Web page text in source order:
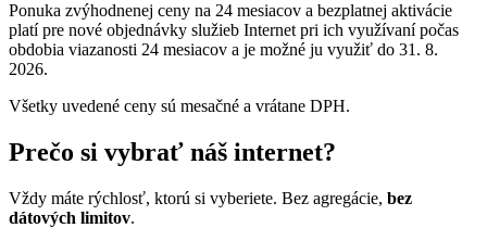
Ponuka zvýhodnenej ceny na 24 mesiacov a bezplatnej aktivácie
platípre nové objednávky služieb Internet pri ich využívaní počas
obdobia viazanosti 24 mesiacov a je možné ju využiť do 31. 8.
2026.
Všetky uvedené ceny sú mesačné a vrátane DPH.
Prečo si vybrať náš internet?
Vždy máte rýchlosť, ktorú si vyberiete. Bez agregácie, bez
dátových limitov.